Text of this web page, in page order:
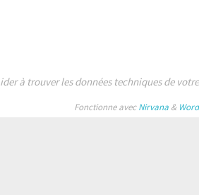
à trouver les données techniques de
Fonctionne avecNirvana &